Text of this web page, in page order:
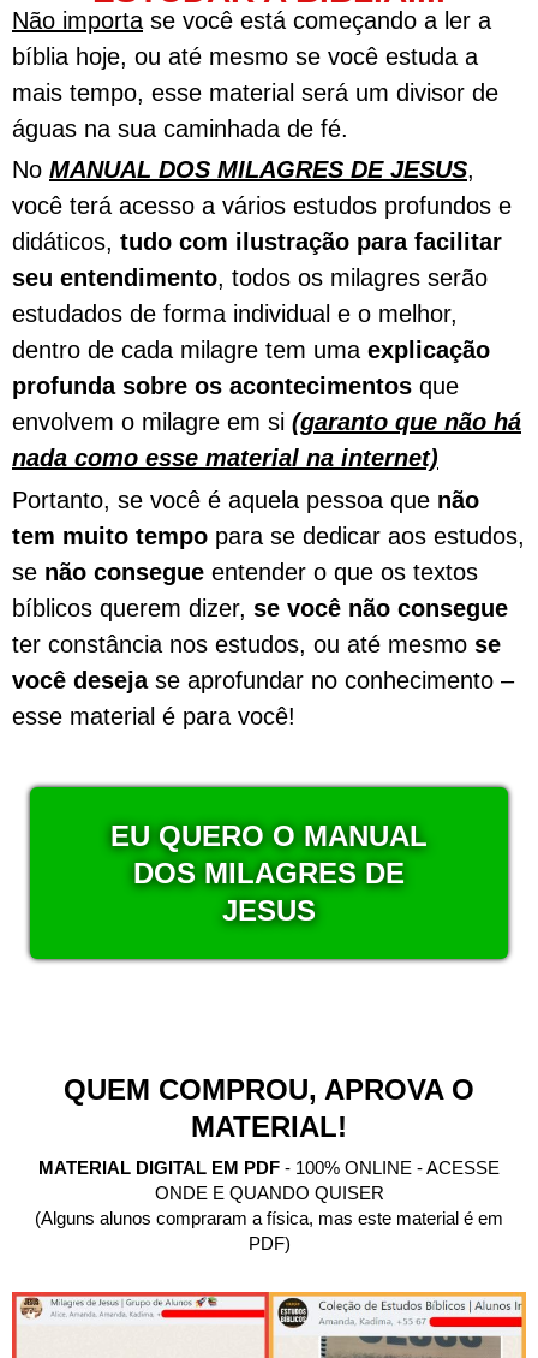
Não importa se você está começando a ler a
bíblia hoje, ou até mesmo se você estuda a
mais tempo, esse material será um divisor de
águas na sua caminhada de fé.
No MANUAL DOS MILAGRES DE JESUS,
você terá acesso a vários estudos profundos e
didáticos, tudo com ilustração para facilitar
seu entendimento, todos os milagres serão
estudados de forma individual e o melhor,
dentro de cada milagre tem uma explicação
profunda sobre os acontecimentos que
envolvem o milagre em si (garanto que não há
nada como esse material na internet)
Portanto, se você é aquela pessoa que não
tem muito tempo para se dedicar aos estudos,
se não consegue entender o que os textos
bíblicos querem dizer, se você não consegue
ter constância nos estudos, ou até mesmo se
você desejase aprofundar no conhecimento –
esse material é para você!
EU QUERO O MANUAL
DOS MILAGRES DE
JESUS
QUEM COMPROU, APROVA O
MATERIAL!
MATERIAL DIGITAL EM PDF - 100% ONLINE - ACESSE
ONDE E QUANDO QUISER
(Alguns alunos compraram a física, mas este material é em
PDF)